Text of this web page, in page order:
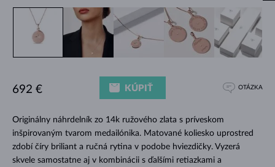
Originálny náhrdelník zo 14k ružového zlata s príveskom
inšpirovaným tvarom medailónika. Matované koliesko uprostred
zdobí číry briliant a ručná rytina v podobe hviezdičky. Vyzerá
skvele samostatne aj v kombinácii s ďalšími retiazkami a
692 € KÚPIŤ OTÁZKA